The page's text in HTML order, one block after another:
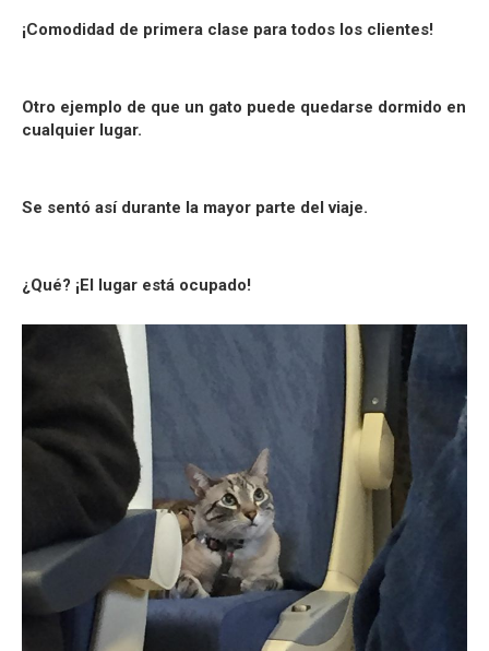
¡Comodidad de primera clase para todos los clientes!
Otro ejemplo de que un gato puede quedarse dormido en
cualquier lugar.
Se sentó así durante la mayor parte del viaje.
¿Qué? ¡El lugar está ocupado!